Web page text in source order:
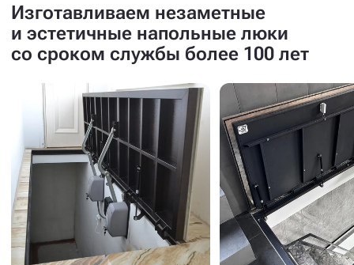
Изготавливаем незаметные
и эстетичные напольные люки
со сроком службы более 100 лет